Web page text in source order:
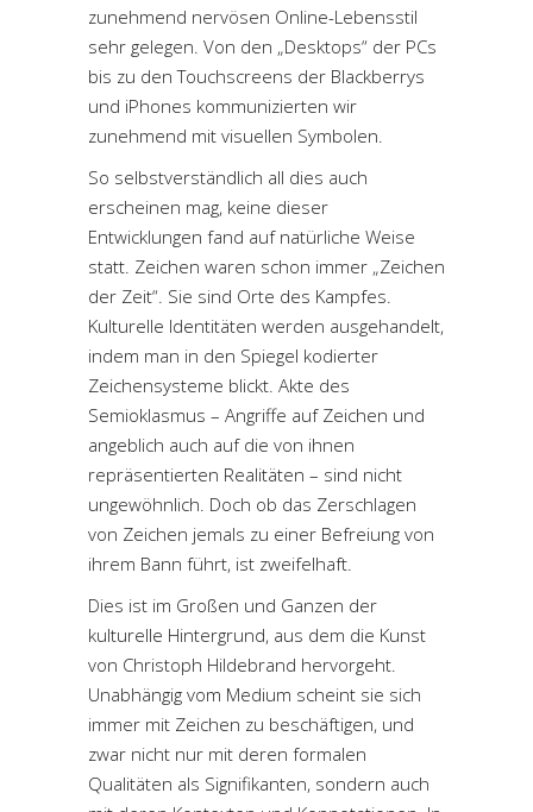
zunehmend nervösen Online-Lebensstil
sehr gelegen. Von den „Desktops“ der PCs
bis zu den Touchscreens der Blackberrys
und iPhones kommunizierten wir
zunehmend mit visuellen Symbolen.
So selbstverständlich all dies auch
erscheinen mag, keine dieser
Entwicklungen fand auf natürliche Weise
statt. Zeichen waren schon immer „Zeichen
der Zeit“. Sie sind Orte des Kampfes.
Kulturelle Identitäten werden ausgehandelt,
indem man in den Spiegel kodierter
Zeichensysteme blickt. Akte des
Semioklasmus – Angriffe auf Zeichen und
angeblich auch auf die von ihnen
repräsentierten Realitäten – sind nicht
ungewöhnlich. Doch ob das Zerschlagen
von Zeichen jemals zu einer Befreiung von
ihrem Bann führt, ist zweifelhaft.
Dies ist im Großen und Ganzen der
kulturelle Hintergrund, aus dem die Kunst
von Christoph Hildebrand hervorgeht.
Unabhängig vom Medium scheint sie sich
immer mit Zeichen zu beschäftigen, und
zwar nicht nur mit deren formalen
Qualitäten als Signifikanten, sondern auch